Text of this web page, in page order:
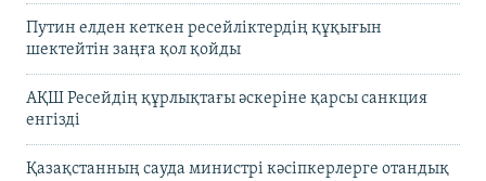
Путин елден кеткен ресейліктердің құқығын
шектейтін заңға қол қойды
АҚШ Ресейдің құрлықтағы әскеріне қарсы санкция
енгізді
Қазақстанның сауда министрі кәсіпкерлерге отандық